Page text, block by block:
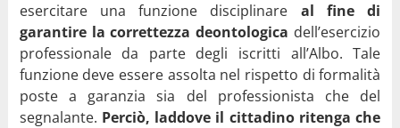
esercitare una funzione disciplinare al fine di
garantire la correttezza deontologica dell’esercizio
professionale da parte degli iscritti all’Albo. Tale
funzione deve essere assolta nel rispetto di formalità
poste a garanzia sia del professionista che del
segnalante. Perciò, laddove il cittadino ritenga che